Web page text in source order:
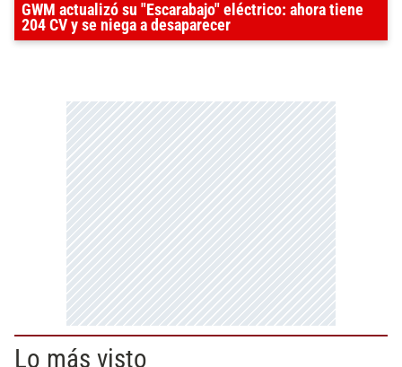
GWM actualizó su "Escarabajo" eléctrico: ahora tiene
204 CV y se niega a desaparecer
Lo más visto